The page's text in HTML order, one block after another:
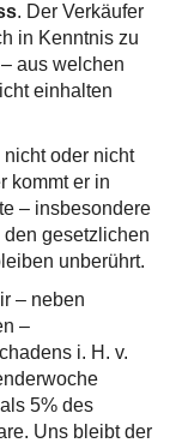
. Der Verkäufer
in Kenntnis zu
aus welchen
einhalten
oder nicht
kommt er in
– insbesondere
gesetzlichen
unberührt.
– neben
–
i. H. v.
5% des
Uns bleibt der